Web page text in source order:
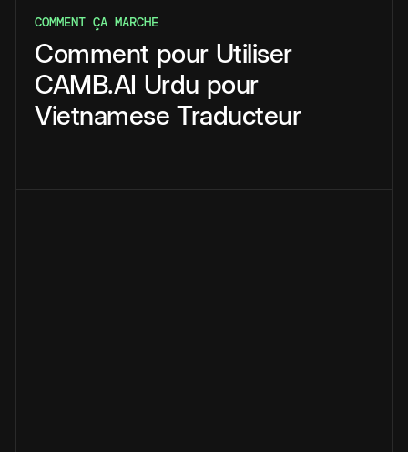
COMMENT ÇA MARCHE
Comment pour Utiliser
CAMB.AI Urdu pour
Vietnamese Traducteur